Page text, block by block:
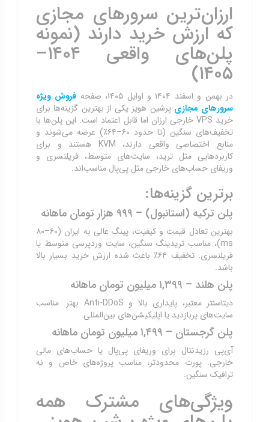
ارزان‌ترین سرورهای مجازی
که ارزش خرید دارند (نمونه
پلن‌های واقعی ۱۴۰۴–
۱۴۰۵)
در بهمن و اسفند ۱۴۰۴ و اوایل ۱۴۰۵، صفحه
فروش ویژه
سرورهای مجازی پرشین هویز یکی از بهترین گزینه‌ها برای
خرید VPS خارجی ارزان اما قابل اعتماد است. این پلن‌ها با
تخفیف‌های سنگین (تا حدود ۶۰–۶۴٪) عرضه می‌شوند و
منابع اختصاصی واقعی دارند، KVM هستند و برای
کاربردهایی مثل ترید، سایت‌های متوسط، فریلنسری و
وریفای حساب‌های خارجی مثل پی‌پال مناسب‌اند.
برترین گزینه‌ها:
پلن ترکیه (استانبول) – ۹۹۹ هزار تومان ماهانه
بهترین تعادل قیمت و کیفیت، پینگ عالی به ایران (۶۰–۸۰
ms)، مناسب تریدینگ سنگین، سایت وردپرسی متوسط یا
فریلنسری. تخفیف ۶۴٪ باعث شده ارزش خرید بسیار بالا
باشد.
پلن هلند – ۱,۳۹۹ میلیون تومان ماهانه
دیتاسنتر معتبر، پایداری بالا و Anti-DDoS بهتر. مناسب
سایت‌های پربازدید یا اپلیکیشن‌های بین‌المللی.
پلن گرجستان – ۱,۴۹۹ میلیون تومان ماهانه
آی‌پی رزیدنتال برای وریفای پی‌پال یا حساب‌های مالی
خارجی. پورت محدودتر، مناسب پروژه‌های خاص و نه
ترافیک سنگین.
ویژگی‌های مشترک همه